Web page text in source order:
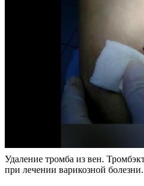
Удаление тромба из вен.
при лечении варикозной болезни.